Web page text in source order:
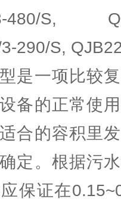
3-480/S,
290/S,
是一项比较
备的正常使
合的容积里
定。根据污
保证在